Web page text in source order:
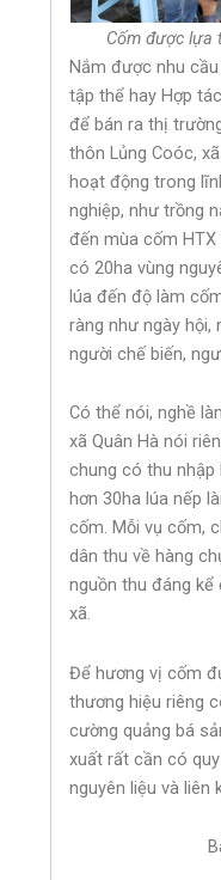
Cốm được lựa
Nắm được nhu
tập thể hay Hợp
để bán ra thị
thôn Lủng Coóc,
hoạt động trong
nghiệp, như trồng
đến mùa cốm
có 20ha vùng
lúa đến độ làm
ràng như ngày hội,
người chế biến,
Có thể nói, nghề
xã Quân Hà nói
chung có thu nhập
hơn 30ha lúa nếp
cốm. Mỗi vụ cốm,
dân thu về hàng
nguồn thu đáng kể
xã.
Để hương vị cốm
thương hiệu riêng
cường quảng bá
xuất rất cần có
nguyên liệu và liên